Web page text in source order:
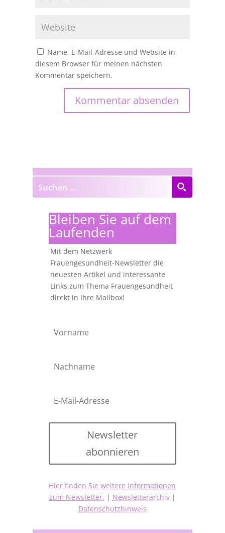
Name, E-Mail-Adresse und Website in
diesem Browser für meinen nächsten
Kommentar speichern.
Bleiben Sie auf dem
Laufenden
Mit dem Netzwerk
Frauengesundheit-Newsletter die
neuesten Artikel und interessante
Links zum Thema Frauengesundheit
direkt in Ihre Mailbox!
Newsletter
abonnieren
Hier finden Sie weitere Informationen
zum Newsletter. | Newsletterarchiv|
Datenschutzhinweis